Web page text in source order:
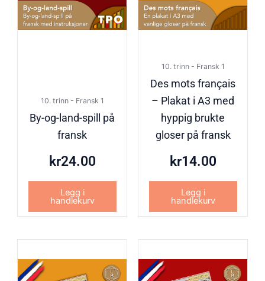
10. trinn - Fransk 1
By-og-land-spill på
fransk
kr24.00
Legg i
handlekurv
10. trinn - Fransk 1
Des mots français
– Plakat i A3 med
hyppig brukte
gloser på fransk
kr14.00
Legg i
handlekurv